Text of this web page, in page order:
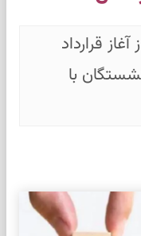
قرارداد
با